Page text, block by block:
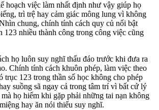
hoạch việc làm nhất định như vậy giúp họ
trì trệ hay cảm giác mông lung vì không
chung, chính tính cách quy củ nổi bật
123 nhiều thành công trong công việc cũng
họ luôn suy nghĩ thấu đáo trước khi đưa ra
Chính tính cách khuôn phép, làm việc theo
trục 123 trong thần số học không cho phép
suồng sã ngay cả trong tâm trí vì bất cứ lý
họ hiếm khi gặp phải những tai nạn không
hay ăn nói thiếu suy nghĩ.